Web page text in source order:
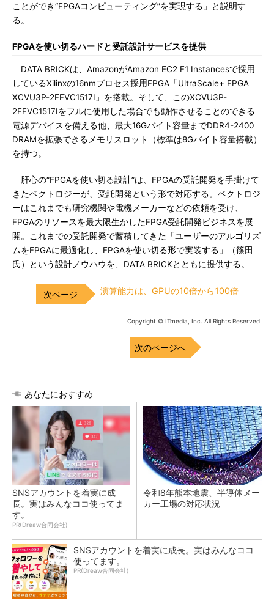
ことができ“FPGAコンピューティング”を実現する」と説明す
る。
FPGAを使い切るハードと受託設計サービスを提供
DATA BRICKは、AmazonがAmazon EC2 F1 Instancesで採用
しているXilinxの16nmプロセス採用FPGA「UltraScale+ FPGA
XCVU3P-2FFVC1517I」を搭載。そして、このXCVU3P-
2FFVC1517Iをフルに使用した場合でも動作させることのできる
電源デバイスを備える他、最大16Gバイト容量までDDR4-2400
DRAMを拡張できるメモリスロット（標準は8Gバイト容量搭載）
を持つ。
肝心の“FPGAを使い切る設計”は、FPGAの受託開発を手掛けて
きたベクトロジーが、受託開発という形で対応する。ベクトロジ
ーはこれまでも研究機関や電機メーカーなどの依頼を受け、
FPGAのリソースを最大限生かしたFPGA受託開発ビジネスを展
開。これまでの受託開発で蓄積してきた「ユーザーのアルゴリズ
ムをFPGAに最適化し、FPGAを使い切る形で実装する」（篠田
氏）という設計ノウハウを、DATA BRICKとともに提供する。
演算能力は、GPUの10倍から100倍
Copyright © ITmedia, Inc. All Rights Reserved.
次のページへ
あなたにおすすめ
SNSアカウントを着実に成
長。実はみんなココ使ってま
す。
PR(Dreaw合同会社)
令和8年熊本地震、半導体メー
カー工場の対応状況
SNSアカウントを着実に成長。実はみんなココ
使ってます。
PR(Dreaw合同会社)